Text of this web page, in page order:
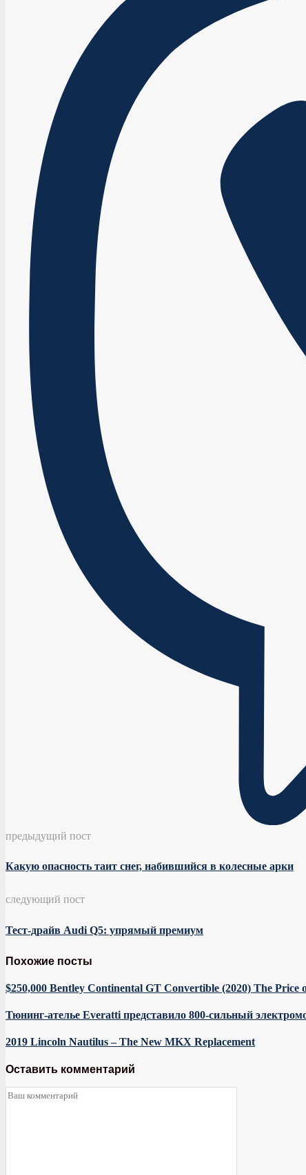
предыдущий пост
Какую опасность таит снег, набившийся в колесные арки
следующий пост
Тест-драйв Audi Q5: упрямый премиум
Похожие посты
$250,000 Bentley Continental GT Convertible (2020) The Price
Тюнинг-ателье Everatti представило 800-сильный
2019 Lincoln Nautilus – The New MKX Replacement
Оставить комментарий